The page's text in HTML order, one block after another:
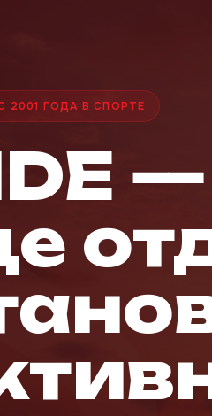
2001 ГОДА В СПОРТЕ